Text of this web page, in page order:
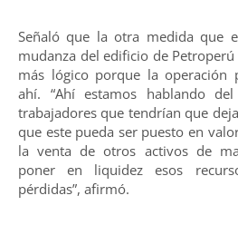
Señaló que la otra medida que
mudanza del edificio de
más lógico porque la operación
ahí. “Ahí estamos hablando
trabajadores que tendrían que
que este pueda ser puesto en
la venta de otros activos de
poner en liquidez esos
pérdidas”, afirmó.